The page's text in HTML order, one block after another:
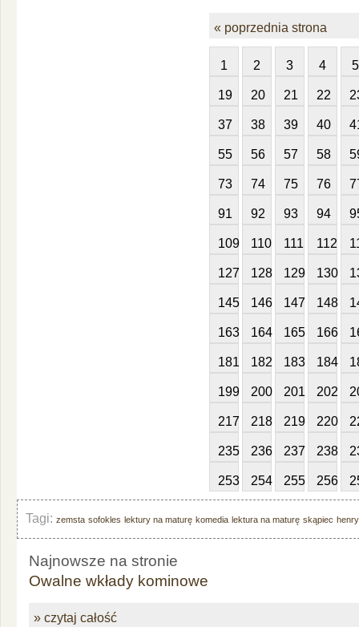
« poprzednia strona
1 2 3 4 5
19 20 21 22
37 38 39 40
55 56 57 58
73 74 75 76
91 92 93 94
109 110 111 112
127 128 129 130
145 146 147 148
163 164 165 166
181 182 183 184
199 200 201 202
217 218 219 220
235 236 237 238
253 254 255 256
Tagi: zemsta sofokles lektury na maturę komedia lektura na maturę skąpiec
Najnowsze na stronie
Owalne wkłady kominowe
» czytaj całość